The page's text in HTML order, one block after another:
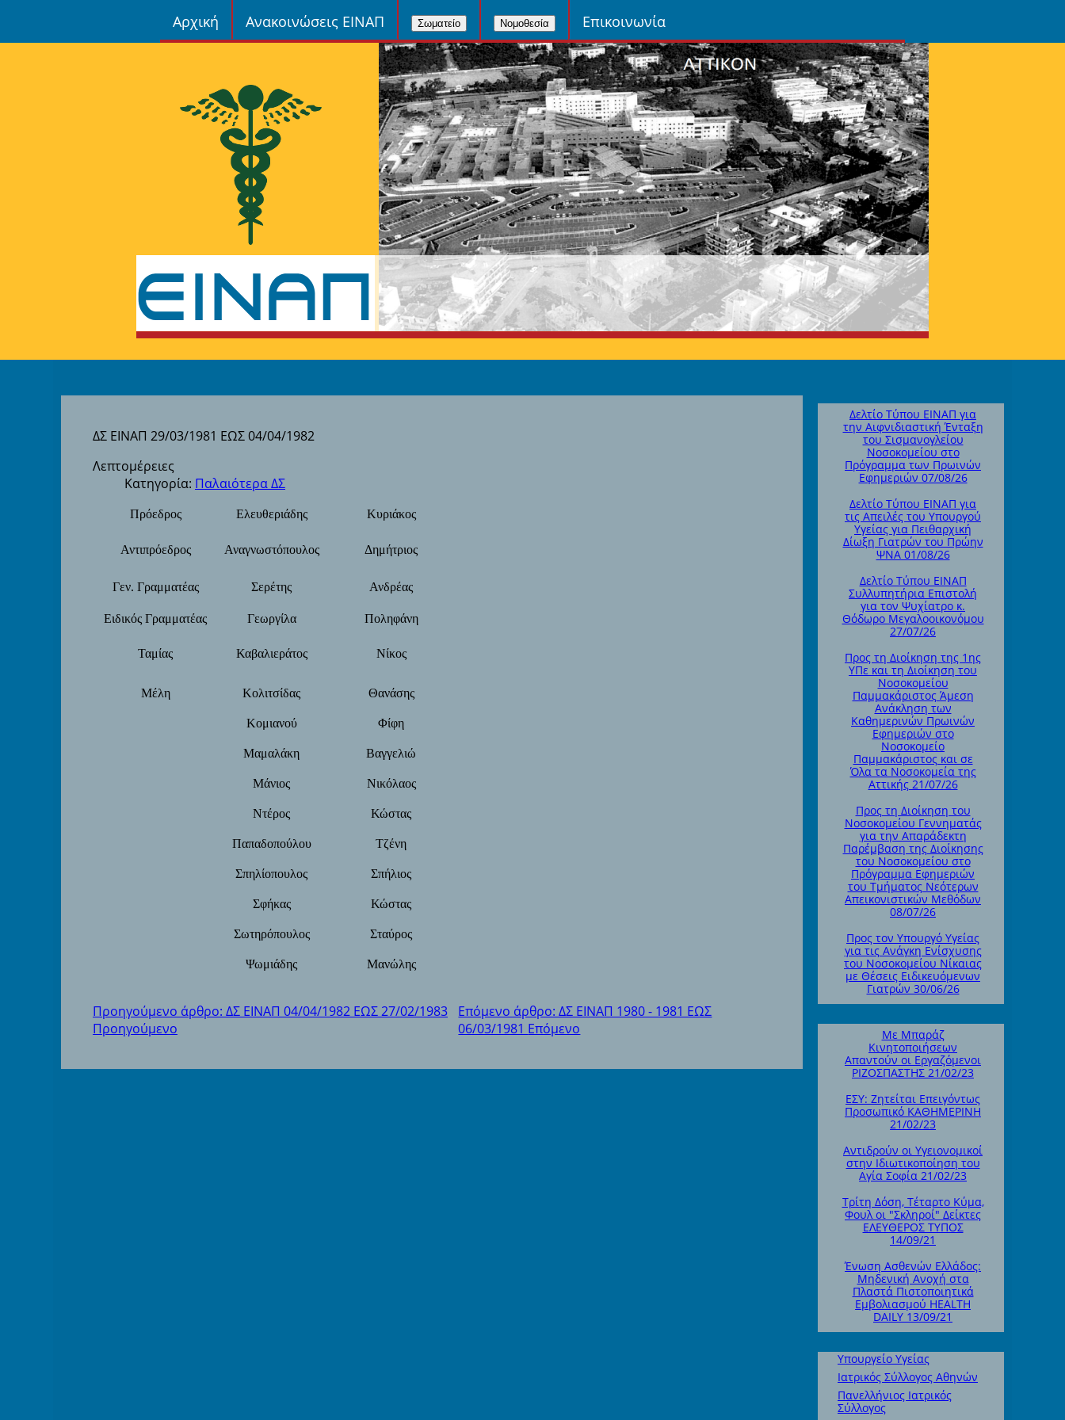
Αρχική Ανακοινώσεις ΕΙΝΑΠ Σωματείο Νομοθεσία Επικοινωνία
ΔΣ ΕΙΝΑΠ 29/03/1981 ΕΩΣ 04/04/1982
Λεπτομέρειες
Κατηγορία: Παλαιότερα ΔΣ
Πρόεδρος Ελευθεριάδης Κυριάκος
Αντιπρόεδρος Αναγνωστόπουλος Δημήτριος
Γεν. Γραμματέας Σερέτης Ανδρέας
Ειδικός Γραμματέας Γεωργίλα Ποληφάνη
Ταμίας Καβαλιεράτος Νίκος
Μέλη Κολιτσίδας Θανάσης
Κομιανού Φίφη
Μαμαλάκη Βαγγελιώ
Μάνιος Νικόλαος
Ντέρος Κώστας
Παπαδοπούλου Τζένη
Σπηλίοπουλος Σπήλιος
Σφήκας Κώστας
Σωτηρόπουλος Σταύρος
Ψωμιάδης Μανώλης
Προηγούμενο άρθρο: ΔΣ ΕΙΝΑΠ 04/04/1982 ΕΩΣ 27/02/1983
Προηγούμενο
Επόμενο άρθρο: ΔΣ ΕΙΝΑΠ 1980 - 1981 ΕΩΣ
06/03/1981 Επόμενο
Δελτίο Τύπου ΕΙΝΑΠ για
την Αιφνιδιαστική Ένταξη
του Σισμανογλείου
Νοσοκομείου στο
Πρόγραμμα των Πρωινών
Εφημεριών 07/08/26
Δελτίο Τύπου ΕΙΝΑΠ για
τις Απειλές του Υπουργού
Υγείας για Πειθαρχική
Δίωξη Γιατρών του Πρώην
ΨΝΑ 01/08/26
Δελτίο Τύπου ΕΙΝΑΠ
Συλλυπητήρια Επιστολή
για τον Ψυχίατρο κ.
Θόδωρο Μεγαλοοικονόμου
27/07/26
Προς τη Διοίκηση της 1ης
ΥΠε και τη Διοίκηση του
Νοσοκομείου
Παμμακάριστος Άμεση
Ανάκληση των
Καθημερινών Πρωινών
Εφημεριών στο
Νοσοκομείο
Παμμακάριστος και σε
Όλα τα Νοσοκομεία της
Αττικής 21/07/26
Προς τη Διοίκηση του
Νοσοκομείου Γεννηματάς
για την Απαράδεκτη
Παρέμβαση της Διοίκησης
του Νοσοκομείου στο
Πρόγραμμα Εφημεριών
του Τμήματος Νεότερων
Απεικονιστικών Μεθόδων
08/07/26
Προς τον Υπουργό Υγείας
για τις Ανάγκη Ενίσχυσης
του Νοσοκομείου Νίκαιας
με Θέσεις Ειδικευόμενων
Γιατρών 30/06/26
Με Μπαράζ
Κινητοποιήσεων
Απαντούν οι Εργαζόμενοι
ΡΙΖΟΣΠΑΣΤΗΣ 21/02/23
ΕΣΥ: Ζητείται Επειγόντως
Προσωπικό ΚΑΘΗΜΕΡΙΝΗ
21/02/23
Αντιδρούν οι Υγειονομικοί
στην Ιδιωτικοποίηση του
Αγία Σοφία 21/02/23
Τρίτη Δόση, Τέταρτο Κύμα,
Φουλ οι "Σκληροί" Δείκτες
ΕΛΕΥΘΕΡΟΣ ΤΥΠΟΣ
14/09/21
Ένωση Ασθενών Ελλάδος:
Μηδενική Ανοχή στα
Πλαστά Πιστοποιητικά
Εμβολιασμού HEALTH
DAILY 13/09/21
Υπουργείο Υγείας
Ιατρικός Σύλλογος Αθηνών
Πανελλήνιος Ιατρικός
Σύλλογος